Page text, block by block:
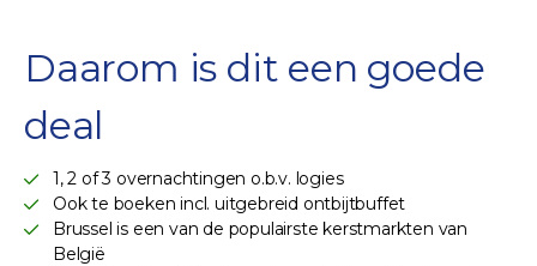
Daarom is dit een goede
deal
1, 2 of 3 overnachtingen o.b.v. logies
Ook te boeken incl. uitgebreid ontbijtbuffet
Brussel is een van de populairste kerstmarkten van
België